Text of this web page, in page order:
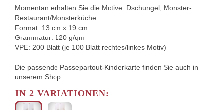
Momentan erhalten Sie die Motive: Dschungel, Monster-
Restaurant/Monsterküche
Format: 13 cm x 19 cm
Grammatur: 120 g/qm
VPE: 200 Blatt (je 100 Blatt rechtes/linkes Motiv)
Die passende Passepartout-Kinderkarte finden Sie auch in
unserem Shop.
IN 2 VARIATIONEN: